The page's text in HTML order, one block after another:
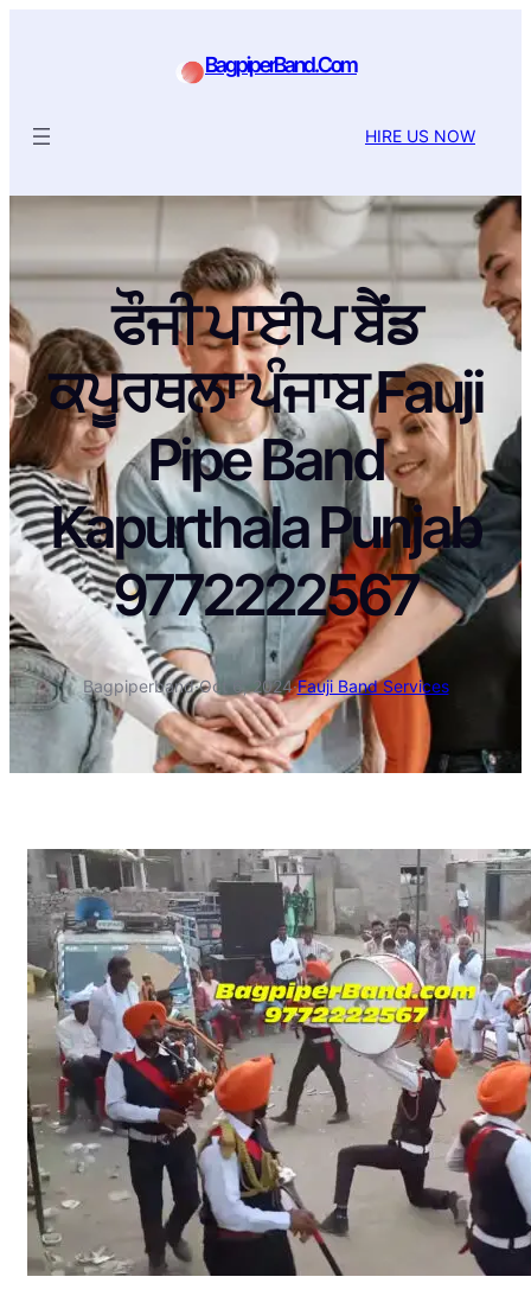
BagpiperBand.Com
HIRE US NOW
ਫੌਜੀ ਪਾਈਪ ਬੈਂਡ
ਕਪੂਰਥਲਾ ਪੰਜਾਬ Fauji
Pipe Band
Kapurthala Punjab
9772222567
Bagpiperband·Oct 6, 2024·Fauji Band Services